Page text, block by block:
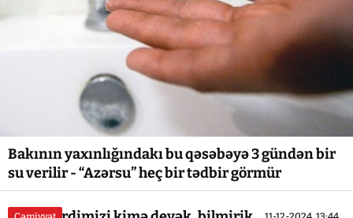
Bakının yaxınlığındakı bu qəsəbəyə 3 gündən bir
su verilir - “Azərsu” heç bir tədbir görmür